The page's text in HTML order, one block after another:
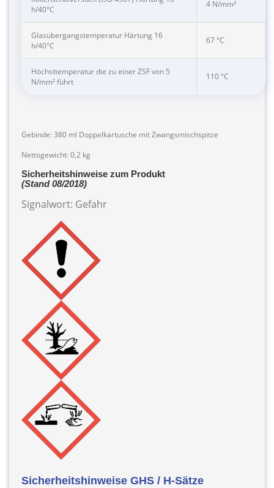
h/40°C
4 N/mm²
Glasübergangstemperatur Härtung 16
h/40°C
67 °C
Höchsttemperatur die zu einer ZSF von 5
N/mm² führt
110 °C
Gebinde: 380 ml Doppelkartusche mit Zwangsmischspitze
Nettogewicht: 0,2 kg
Sicherheitshinweise zum Produkt
(Stand 08/2018)
Signalwort: Gefahr
Sicherheitshinweise GHS / H-Sätze